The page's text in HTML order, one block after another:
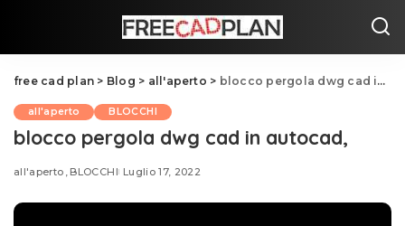
free cad plan > Blog > all'aperto > blocco pergola dwg cad in autocad,
all'aperto BLOCCHI
blocco pergola dwg cad in autocad,
all'aperto BLOCCHI Luglio 17, 2022